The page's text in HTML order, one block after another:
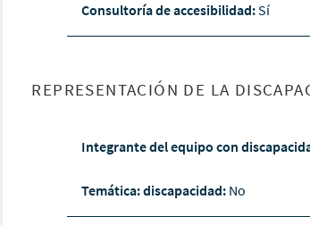
Consultoría de accesibilidad:Sí
REPRESENTACIÓN DE LA
Integrante del equipo con
Temática: discapacidad: No